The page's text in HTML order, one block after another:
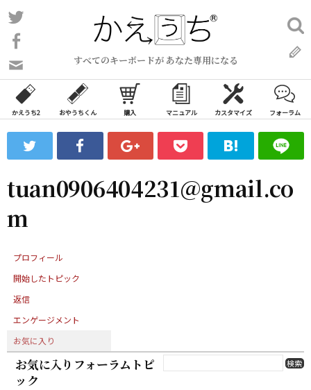
コ
ン
ン
ツ
ス
ッ
すべてのキーボードが あなた専用になる
い
合
わ
フ
ォ
ム
検
索:
かえうち2 おやうちくん 購入 マニュアル カスタマイズ フォーラム
tuan0906404231@gmail.co
m
プロフィール
開始したトピック
返信
エンゲージメント
お気に入り
お気に入りフォーラムトピ
ック